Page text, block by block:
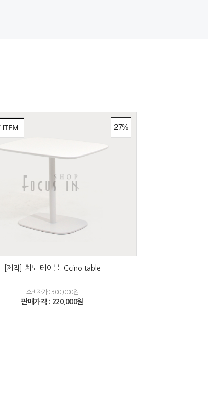
27%
[제작] 치노 테이블. Ccino table
소비자가 :300,000원
판매가격 : 220,000원